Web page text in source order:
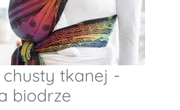
chusty tkanej -
biodrze